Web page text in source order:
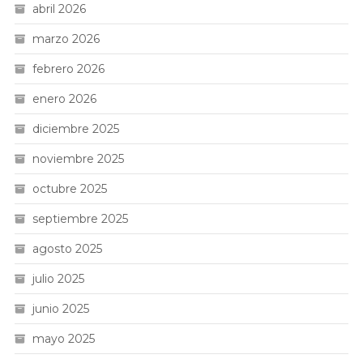
abril 2026
marzo 2026
febrero 2026
enero 2026
diciembre 2025
noviembre 2025
octubre 2025
septiembre 2025
agosto 2025
julio 2025
junio 2025
mayo 2025